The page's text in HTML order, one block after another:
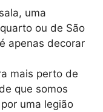
uma
ou de São
apenas decorar
mais perto de
que somos
uma legião